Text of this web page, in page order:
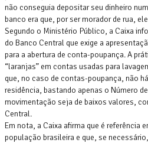
não conseguia depositar seu dinheiro
banco era que, por ser morador de rua,
Segundo o Ministério Público, a Caixa
do Banco Central que exige a
para a abertura de conta-poupança. A
“laranjas” em contas usadas para
que, no caso de contas-poupança, não
residência, bastando apenas o Número
movimentação seja de baixos valores,
Central.
Em nota, a Caixa afirma que é referência
população brasileira e que, se